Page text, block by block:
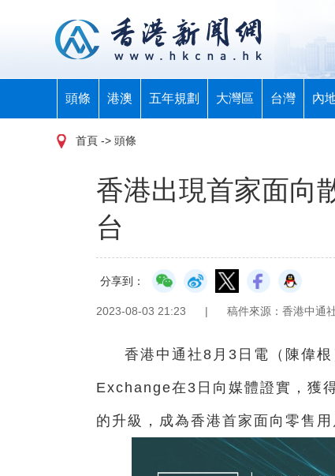
頭條 港澳 五年規劃 大灣區 台灣 內
首頁 -> 頭條
香港出現首家面向
台
分享到：
2023-08-03 21:23 | 稿件來源：香港中通
香港中通社8月3日電（陳偉
Exchange在3日向媒體證實，獲
的升級，成為香港首家面向零售用